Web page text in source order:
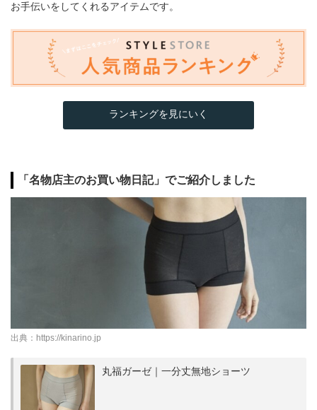
お手伝いをしてくれるアイテムです。
ランキングを見にいく
「名物店主のお買い物日記」でご紹介しました
出典： https://kinarino.jp
丸福ガーゼ｜一分丈無地ショーツ